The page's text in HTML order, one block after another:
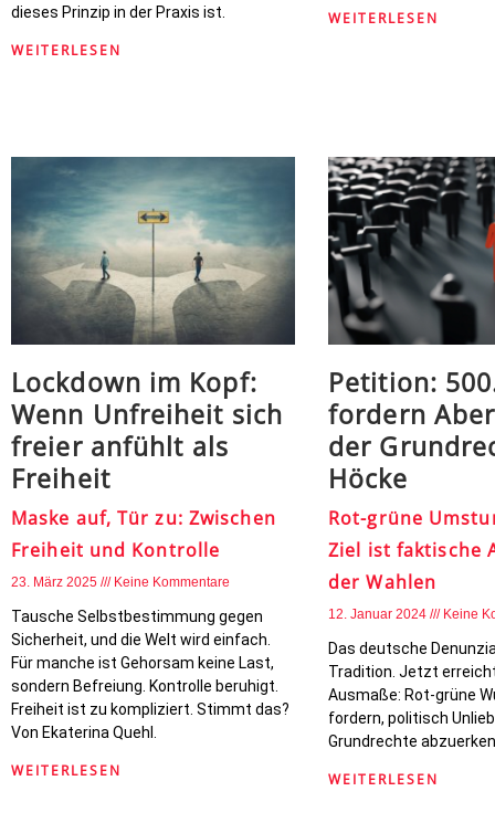
dieses Prinzip in der Praxis ist.
WEITERLESEN
WEITERLESEN
Lockdown im Kopf:
Wenn Unfreiheit sich
freier anfühlt als
Freiheit
Maske auf, Tür zu: Zwischen
Freiheit und Kontrolle
23. März 2025 Keine Kommentare
Tausche Selbstbestimmung gegen
Sicherheit, und die Welt wird einfach.
Für manche ist Gehorsam keine Last,
sondern Befreiung. Kontrolle beruhigt.
Freiheit ist zu kompliziert. Stimmt das?
Von Ekaterina Quehl.
WEITERLESEN
Petition:
fordern
der
Höcke
Rot-grüne
Ziel ist faktische
der Wahlen
12. Januar 2024 Keine
Das deutsche
Tradition. Jetzt
Ausmaße: Rot-grüne
fordern, politisch
Grundrechte
WEITERLESEN